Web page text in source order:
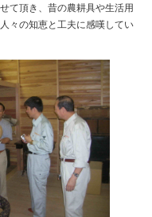
て頂き、昔の農耕具や生活用
々の知恵と工夫に感嘆してい